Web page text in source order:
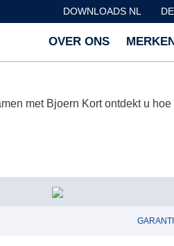
DOWNLOADS NL
OVER ONS
met Bjoern Kort ontdekt u